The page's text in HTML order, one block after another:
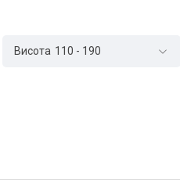
110 - 190
Висота